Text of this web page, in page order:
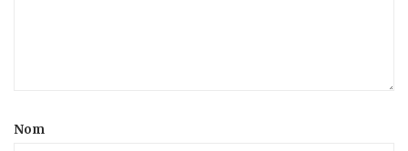
Nom